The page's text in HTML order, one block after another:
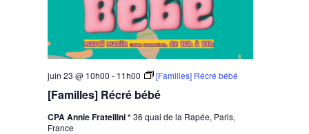
[Familles] Récré bébé
juin 23 @ 10h00 - 11h00 [Familles] Récré bébé
CPA Annie Fratellini *36 quai de la Rapée, Paris,
France